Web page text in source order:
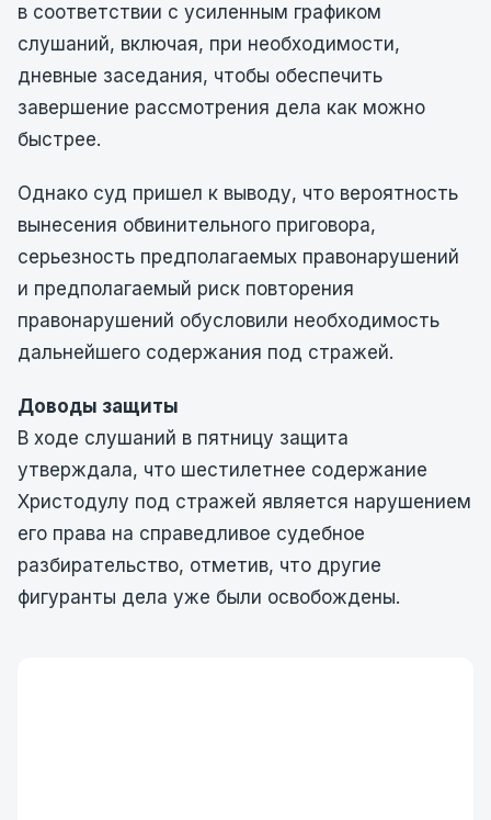
в соответствии с усиленным графиком
слушаний, включая, при необходимости,
дневные заседания, чтобы обеспечить
завершение рассмотрения дела как можно
быстрее.
Однако суд пришел к выводу, что вероятность
вынесения обвинительного приговора,
серьезность предполагаемых правонарушений
и предполагаемый риск повторения
правонарушений обусловили необходимость
дальнейшего содержания под стражей.
Доводы защиты
В ходе слушаний в пятницу защита
утверждала, что шестилетнее содержание
Христодулу под стражей является нарушением
его права на справедливое судебное
разбирательство, отметив, что другие
фигуранты дела уже были освобождены.